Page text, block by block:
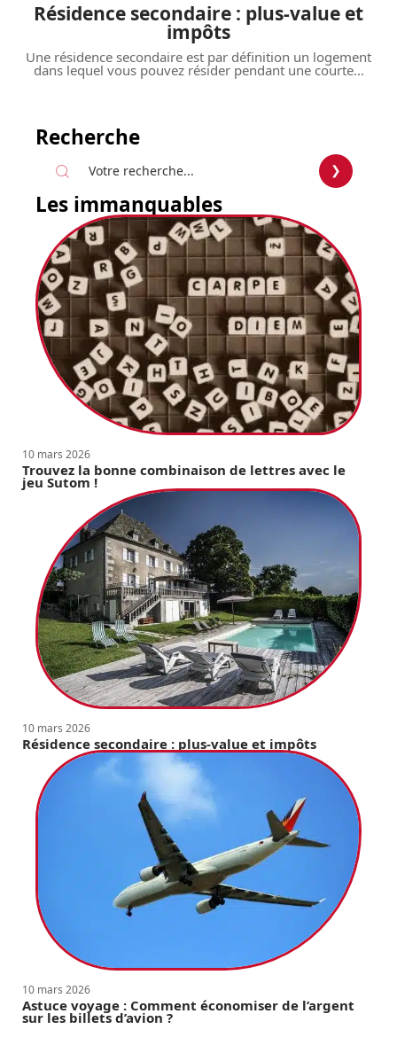
Résidence secondaire : plus-value et
impôts
Une résidence secondaire est par définition un logement
dans lequel vous pouvez résider pendant une courte…
Recherche
Les immanquables
10 mars 2026
Trouvez la bonne combinaison de lettres avec le
jeu Sutom !
10 mars 2026
Résidence secondaire : plus-value et impôts
10 mars 2026
Astuce voyage : Comment économiser de l’argent
sur les billets d’avion ?